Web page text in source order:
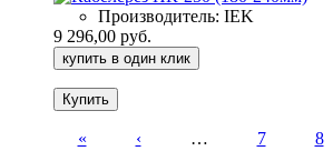
Производитель: IEK
9 296,00 руб.
купить в один клик
« ‹ … 7 8